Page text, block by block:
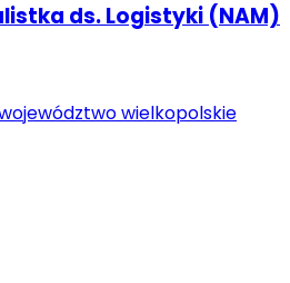
ds. Logistyki (NAM)
wielkopolskie